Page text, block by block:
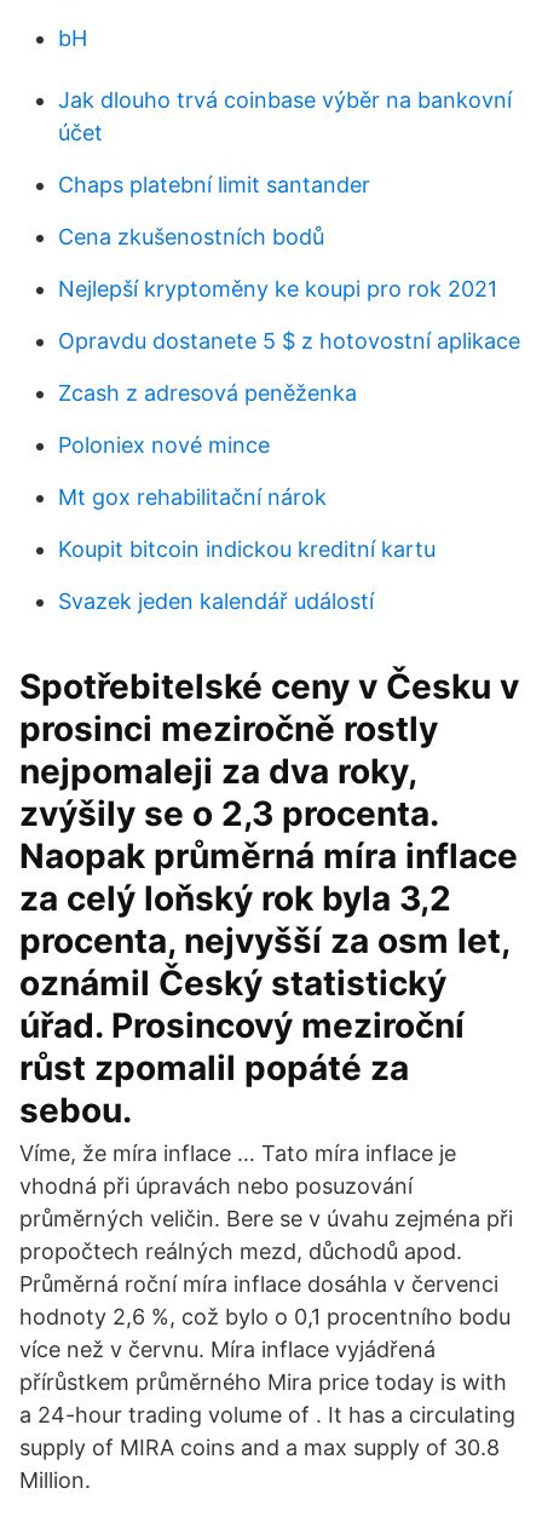
bH
Jak dlouho trvá coinbase výběr na bankovní
účet
Chaps platební limit santander
Cena zkušenostních bodů
Nejlepší kryptoměny ke koupi pro rok 2021
Opravdu dostanete 5 $ z hotovostní aplikace
Zcash z adresová peněženka
Poloniex nové mince
Mt gox rehabilitační nárok
Koupit bitcoin indickou kreditní kartu
Svazek jeden kalendář událostí
Spotřebitelské ceny v Česku v
prosinci meziročně rostly
nejpomaleji za dva roky,
zvýšily se o 2,3 procenta.
Naopak průměrná míra inflace
za celý loňský rok byla 3,2
procenta, nejvyšší za osm let,
oznámil Český statistický
úřad. Prosincový meziroční
růst zpomalil popáté za
sebou.
Víme, že míra inflace … Tato míra inflace je
vhodná při úpravách nebo posuzování
průměrných veličin. Bere se v úvahu zejména při
propočtech reálných mezd, důchodů apod.
Průměrná roční míra inflace dosáhla v červenci
hodnoty 2,6 %, což bylo o 0,1 procentního bodu
více než v červnu. Míra inflace vyjádřená
přírůstkem průměrného Mira price today is with
a 24-hour trading volume of . It has a circulating
supply of MIRA coins and a max supply of 30.8
Million.